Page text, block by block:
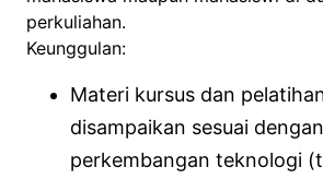
perkuliahan.
Keunggulan:
Materi kursus dan
disampaikan sesuai dengan
perkembangan teknologi